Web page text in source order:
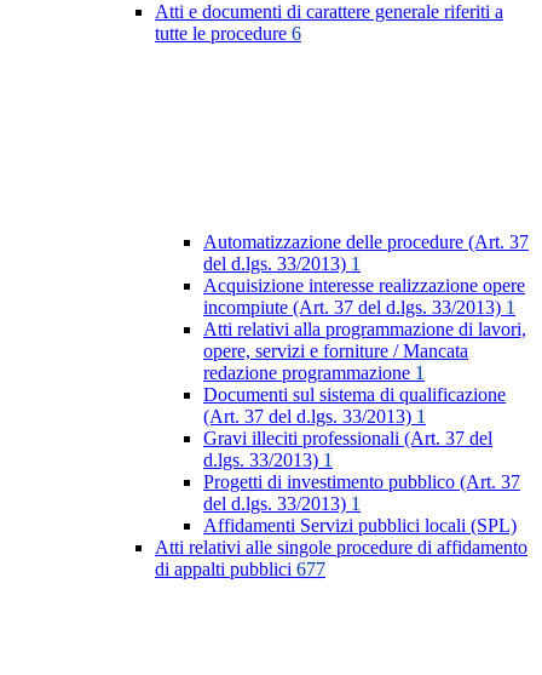
Atti e documenti di carattere generale riferiti a
tutte le procedure 6
Automatizzazione delle procedure (Art. 37
del d.lgs. 33/2013) 1
Acquisizione interesse realizzazione opere
incompiute (Art. 37 del d.lgs. 33/2013) 1
Atti relativi alla programmazione di lavori,
opere, servizi e forniture / Mancata
redazione programmazione 1
Documenti sul sistema di qualificazione
(Art. 37 del d.lgs. 33/2013) 1
Gravi illeciti professionali (Art. 37 del
d.lgs. 33/2013) 1
Progetti di investimento pubblico (Art. 37
del d.lgs. 33/2013) 1
Affidamenti Servizi pubblici locali (SPL)
Atti relativi alle singole procedure di affidamento
di appalti pubblici 677